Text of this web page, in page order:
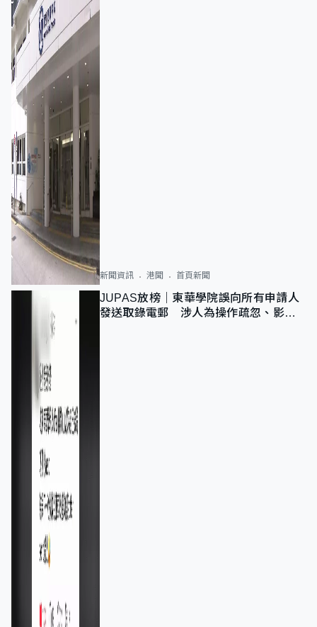
新聞資訊 港聞 首頁新聞
JUPAS放榜｜東華學院誤向所有申請人
發送取錄電郵 涉人為操作疏忽、影響